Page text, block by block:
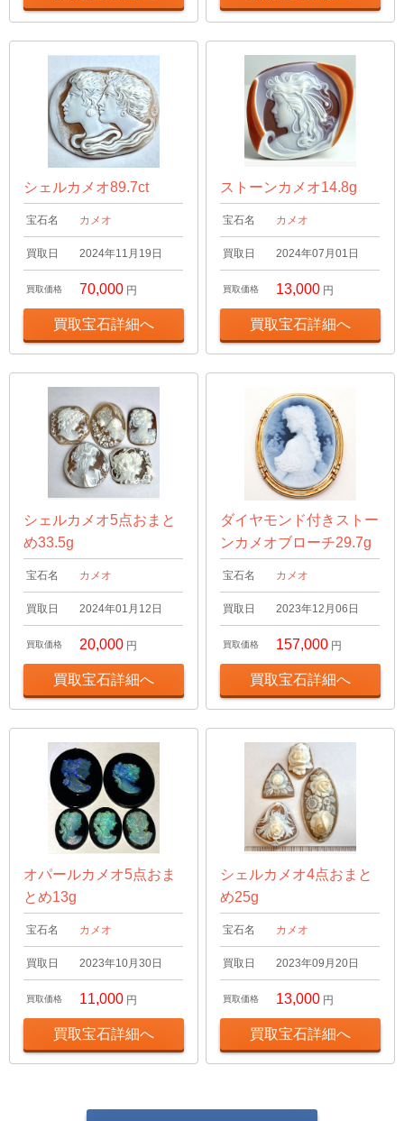
シェルカメオ89.7ct
宝石名 カメオ
買取日 2024年11月19日
買取価格 70,000 円
買取宝石詳細へ
ストーンカメオ14.8g
宝石名 カメオ
買取日 2024年07月01日
買取価格 13,000 円
買取宝石詳細へ
シェルカメオ5点おまと
め33.5g
宝石名 カメオ
買取日 2024年01月12日
買取価格 20,000 円
買取宝石詳細へ
ダイヤモンド付きストー
ンカメオブローチ29.7g
宝石名 カメオ
買取日 2023年12月06日
買取価格 157,000 円
買取宝石詳細へ
オパールカメオ5点おま
とめ13g
宝石名 カメオ
買取日 2023年10月30日
買取価格 11,000 円
買取宝石詳細へ
シェルカメオ4点おまと
め25g
宝石名 カメオ
買取日 2023年09月20日
買取価格 13,000 円
買取宝石詳細へ